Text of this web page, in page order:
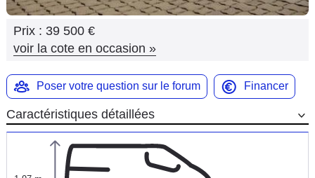
Moto
Marques
Prix : 39 500 €
voir la cote en occasion »
Poser votre question sur le forum Financer
Caractéristiques détaillées